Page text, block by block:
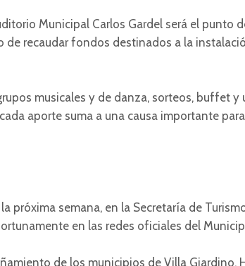
Municipal Carlos Gardel será el punto
de recaudar fondos destinados a la
musicales y de danza, sorteos, buffet y
aporte suma a una causa importante
próxima semana, en la Secretaría de
en las redes oficiales del
de los municipios de Villa Giardino,